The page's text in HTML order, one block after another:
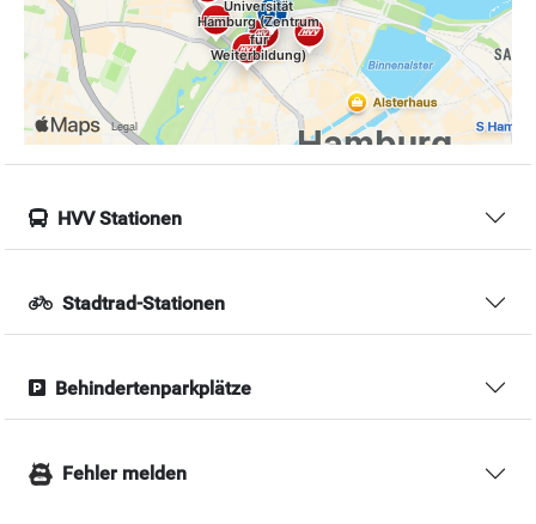
HVV Stationen
Stadtrad-Stationen
Behindertenparkplätze
Fehler melden